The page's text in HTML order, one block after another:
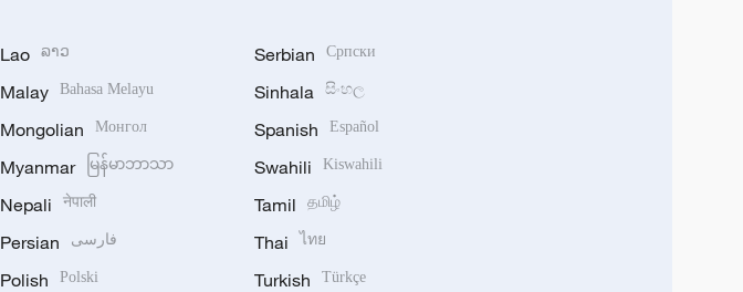
Lao ລາວ
Malay Bahasa Melayu
Mongolian Монгол
Myanmar မြန်မာဘာသာ
Nepali नेपाली
Persian فارسی
Polish Polski
Serbian Српски
Sinhala සිංහල
Spanish Español
Swahili Kiswahili
Tamil தமிழ்
Thai ไทย
Turkish Türkçe